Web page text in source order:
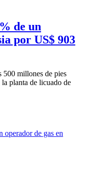
de un
por US$ 903
500 millones de pies
planta de licuado de